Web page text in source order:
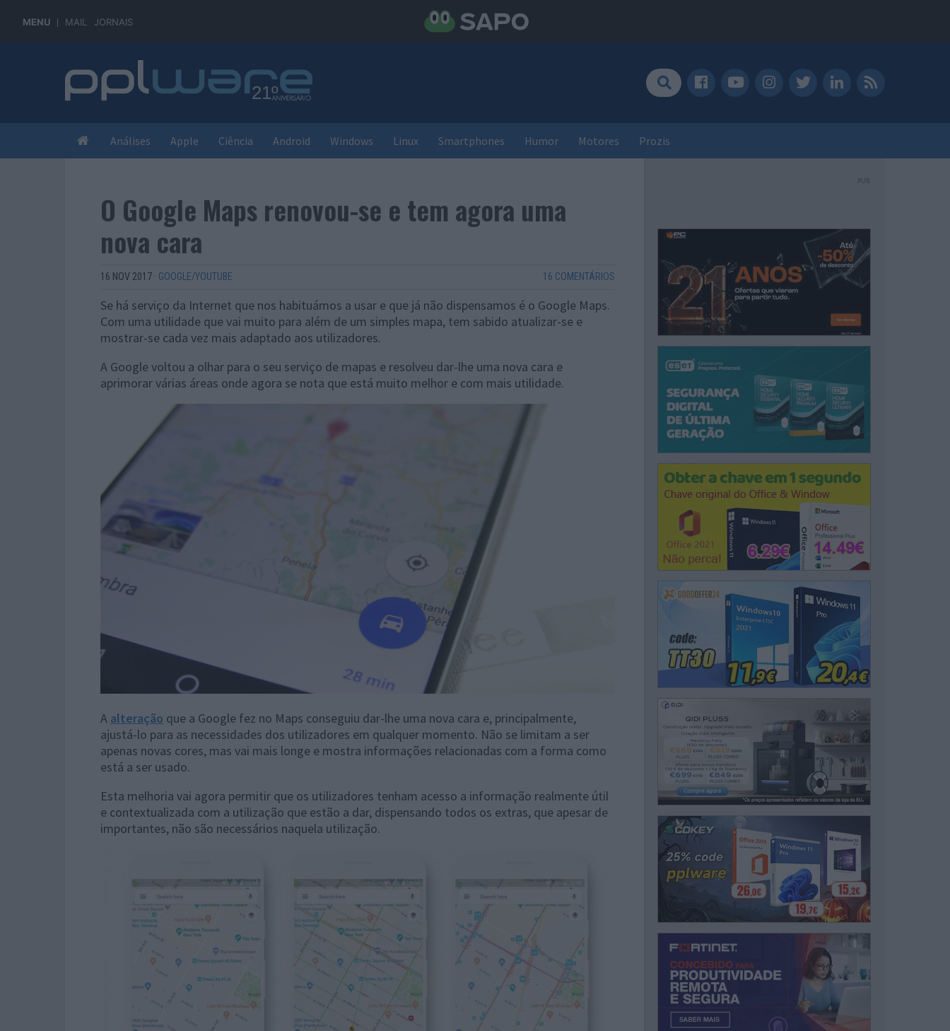
MENU MAIL JORNAIS
Análises Apple Ciência Android Windows Linux Smartphones Humor Motores Prozis
O Google Maps renovou-se e tem agora uma
nova cara
16 NOV 2017 · GOOGLE/YOUTUBE 16 COMENTÁRIOS
Se há serviço da Internet que nos habituámos a usar e que já não dispensamos é o Google Maps.
Com uma utilidade que vai muito para além de um simples mapa, tem sabido atualizar-se e
mostrar-se cada vez mais adaptado aos utilizadores.
A Google voltou a olhar para o seu serviço de mapas e resolveu dar-lhe uma nova cara e
aprimorar várias áreas onde agora se nota que está muito melhor e com mais utilidade.
A alteração que a Google fez no Maps conseguiu dar-lhe uma nova cara e, principalmente,
ajustá-lo para as necessidades dos utilizadores em qualquer momento. Não se limitam a ser
apenas novas cores, mas vai mais longe e mostra informações relacionadas com a forma como
está a ser usado.
Esta melhoria vai agora permitir que os utilizadores tenham acesso a informação realmente útil
e contextualizada com a utilização que estão a dar, dispensando todos os extras, que apesar de
importantes, não são necessários naquela utilização.
PUB